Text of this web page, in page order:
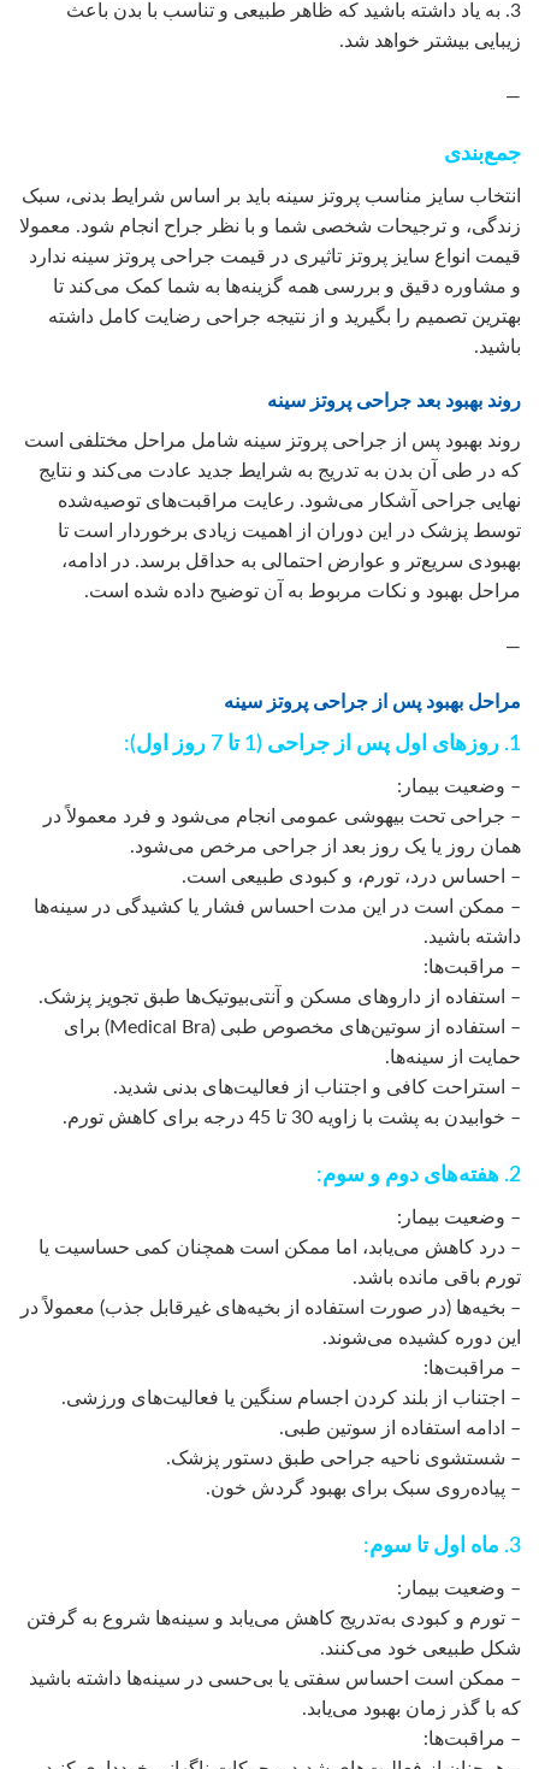
3. به یاد داشته باشید که ظاهر طبیعی و تناسب با بدن باعث
زیبایی بیشتر خواهد شد.
—
جمع‌بندی
انتخاب سایز مناسب پروتز سینه باید بر اساس شرایط بدنی، سبک
زندگی، و ترجیحات شخصی شما و با نظر جراح انجام شود. معمولا
قیمت انواع سایز پروتز تاثیری در قیمت جراحی پروتز سینه ندارد
و مشاوره دقیق و بررسی همه گزینه‌ها به شما کمک می‌کند تا
بهترین تصمیم را بگیرید و از نتیجه جراحی رضایت کامل داشته
باشید.
روند بهبود بعد جراحی پروتز سینه
روند بهبود پس از جراحی پروتز سینه شامل مراحل مختلفی است
که در طی آن بدن به تدریج به شرایط جدید عادت می‌کند و نتایج
نهایی جراحی آشکار می‌شود. رعایت مراقبت‌های توصیه‌شده
توسط پزشک در این دوران از اهمیت زیادی برخوردار است تا
بهبودی سریع‌تر و عوارض احتمالی به حداقل برسد. در ادامه،
مراحل بهبود و نکات مربوط به آن توضیح داده شده است.
—
مراحل بهبود پس از جراحی پروتز سینه
1. روزهای اول پس از جراحی (1 تا 7 روز اول):
– وضعیت بیمار:
– جراحی تحت بیهوشی عمومی انجام می‌شود و فرد معمولاً در
همان روز یا یک روز بعد از جراحی مرخص می‌شود.
– احساس درد، تورم، و کبودی طبیعی است.
– ممکن است در این مدت احساس فشار یا کشیدگی در سینه‌ها
داشته باشید.
– مراقبت‌ها:
– استفاده از داروهای مسکن و آنتی‌بیوتیک‌ها طبق تجویز پزشک.
– استفاده از سوتین‌های مخصوص طبی (Medical Bra) برای
حمایت از سینه‌ها.
– استراحت کافی و اجتناب از فعالیت‌های بدنی شدید.
– خوابیدن به پشت با زاویه 30 تا 45 درجه برای کاهش تورم.
2. هفته‌های دوم و سوم:
– وضعیت بیمار:
– درد کاهش می‌یابد، اما ممکن است همچنان کمی حساسیت یا
تورم باقی مانده باشد.
– بخیه‌ها (در صورت استفاده از بخیه‌های غیرقابل جذب) معمولاً در
این دوره کشیده می‌شوند.
– مراقبت‌ها:
– اجتناب از بلند کردن اجسام سنگین یا فعالیت‌های ورزشی.
– ادامه استفاده از سوتین طبی.
– شستشوی ناحیه جراحی طبق دستور پزشک.
– پیاده‌روی سبک برای بهبود گردش خون.
3. ماه اول تا سوم:
– وضعیت بیمار:
– تورم و کبودی به‌تدریج کاهش می‌یابد و سینه‌ها شروع به گرفتن
شکل طبیعی خود می‌کنند.
– ممکن است احساس سفتی یا بی‌حسی در سینه‌ها داشته باشید
که با گذر زمان بهبود می‌یابد.
– مراقبت‌ها: